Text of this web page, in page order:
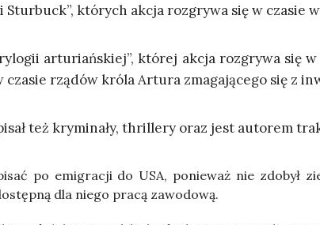
Stur­buck”, któ­rych akcja roz­gry­wa się w cza­sie
artu­riań­skiej”, któ­rej akcja roz­gry­wa się
cza­sie rzą­dów kró­la Artu­ra zma­ga­ją­ce­go się z
też kry­mi­na­ły, thril­le­ry oraz jest auto­rem
po emi­gra­cji do USA, ponie­waż nie zdo­był
dla nie­go pra­cą zawodową.